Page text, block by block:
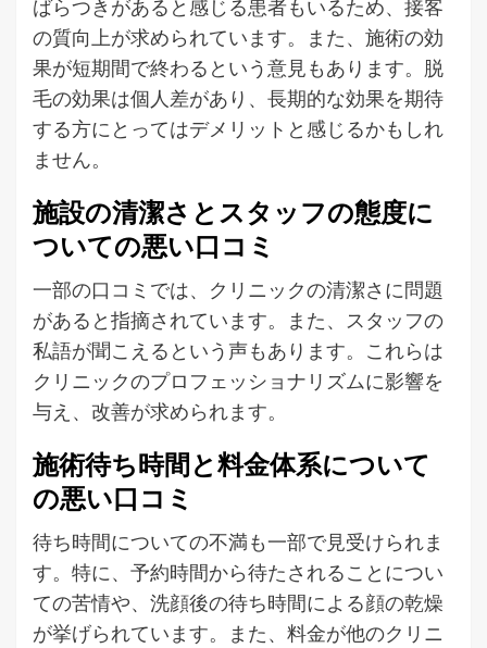
ばらつきがあると感じる患者もいるため、接客
の質向上が求められています。また、施術の効
果が短期間で終わるという意見もあります。脱
毛の効果は個人差があり、長期的な効果を期待
する方にとってはデメリットと感じるかもしれ
ません。
施設の清潔さとスタッフの態度に
ついての悪い口コミ
一部の口コミでは、クリニックの清潔さに問題
があると指摘されています。また、スタッフの
私語が聞こえるという声もあります。これらは
クリニックのプロフェッショナリズムに影響を
与え、改善が求められます。
施術待ち時間と料金体系について
の悪い口コミ
待ち時間についての不満も一部で見受けられま
す。特に、予約時間から待たされることについ
ての苦情や、洗顔後の待ち時間による顔の乾燥
が挙げられています。また、料金が他のクリニ